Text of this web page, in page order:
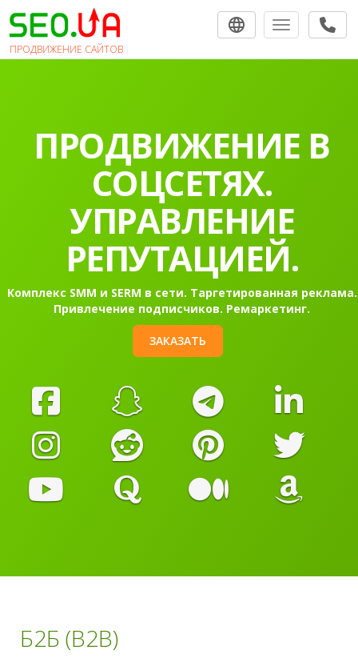
ПРОДВИЖЕНИЕ САЙТОВ
Toggle
ПРОДВИЖЕНИЕ В
СОЦСЕТЯХ.
УПРАВЛЕНИЕ
РЕПУТАЦИЕЙ.
Комплекс SMM и SERM в сети. Таргетированная реклама.
Привлечение подписчиков. Ремаркетинг.
ЗАКАЗАТЬ
Б2Б (B2B)